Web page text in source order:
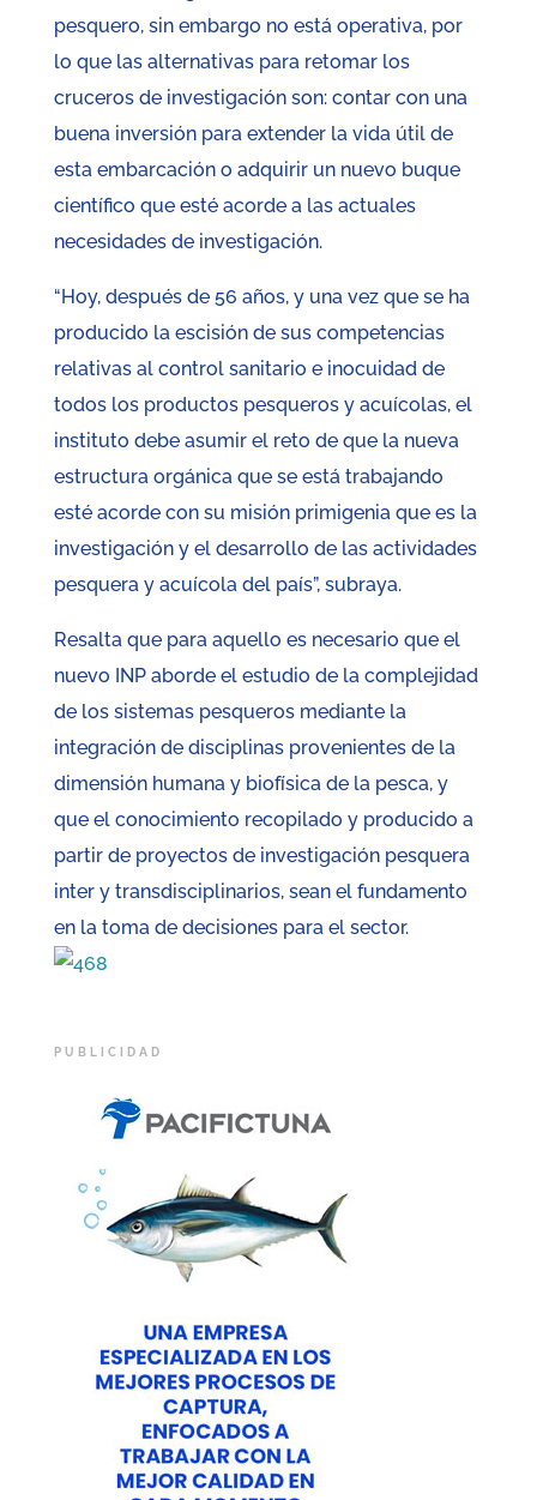
pesquero, sin embargo no está operativa, por
lo que las alternativas para retomar los
cruceros de investigación son: contar con una
buena inversión para extender la vida útil de
esta embarcación o adquirir un nuevo buque
científico que esté acorde a las actuales
necesidades de investigación.
“Hoy, después de 56 años, y una vez que se ha
producido la escisión de sus competencias
relativas al control sanitario e inocuidad de
todos los productos pesqueros y acuícolas, el
instituto debe asumir el reto de que la nueva
estructura orgánica que se está trabajando
esté acorde con su misión primigenia que es la
investigación y el desarrollo de las actividades
pesquera y acuícola del país”, subraya.
Resalta que para aquello es necesario que el
nuevo INP aborde el estudio de la complejidad
de los sistemas pesqueros mediante la
integración de disciplinas provenientes de la
dimensión humana y biofísica de la pesca, y
que el conocimiento recopilado y producido a
partir de proyectos de investigación pesquera
inter y transdisciplinarios, sean el fundamento
en la toma de decisiones para el sector.